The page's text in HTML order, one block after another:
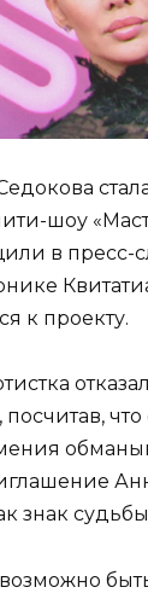
шоу
в пресс-
к проекту.
знак